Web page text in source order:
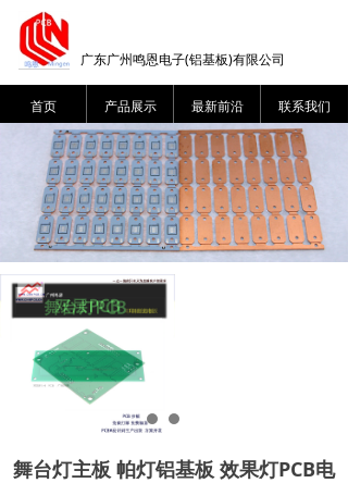
广东广州鸣恩电子(铝基板)有限公司
首页 产品展示 最新前沿 联系我们
舞台灯主板 帕灯铝基板 效果灯PCB电